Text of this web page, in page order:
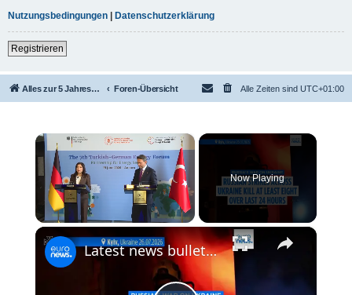
Nutzungsbedingungen | Datenschutzerklärung
Registrieren
Alles zur 5 Jahreswertung / Tabelle der UEFA mit vielen Statistiken. Foren-Übersicht Alle Zeiten sind UTC+01:00
×
Now Playing
×
Latest news bulletin | July 27th, 2026 – Morning